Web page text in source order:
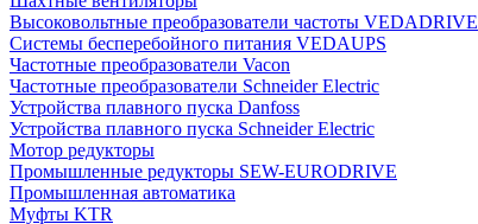
Высоковольтные преобразователи частоты VEDADRIVE
Системы бесперебойного питания VEDAUPS
Частотные преобразователи Vacon
Частотные преобразователи Schneider Electric
Устройства плавного пуска Danfoss
Устройства плавного пуска Schneider Electric
Мотор редукторы
Промышленные редукторы SEW-EURODRIVE
Промышленная автоматика
Муфты KTR